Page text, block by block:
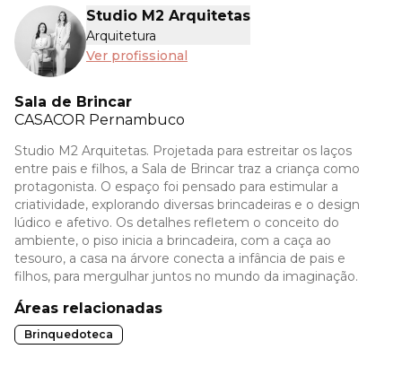
Studio M2 Arquitetas
Arquitetura
Ver profissional
Sala de Brincar
CASACOR Pernambuco
Studio M2 Arquitetas. Projetada para estreitar os laços
entre pais e filhos, a Sala de Brincar traz a criança como
protagonista. O espaço foi pensado para estimular a
criatividade, explorando diversas brincadeiras e o design
lúdico e afetivo. Os detalhes refletem o conceito do
ambiente, o piso inicia a brincadeira, com a caça ao
tesouro, a casa na árvore conecta a infância de pais e
filhos, para mergulhar juntos no mundo da imaginação.
Áreas relacionadas
Brinquedoteca